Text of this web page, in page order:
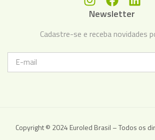
Newsletter
Cadastre-se e receba novidades
Copyright © 2024 Euroled Brasil – Todos os